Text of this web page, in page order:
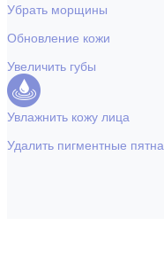
Убрать морщины
Обновление кожи
Увеличить губы
Увлажнить кожу лица
Удалить пигментные пятна